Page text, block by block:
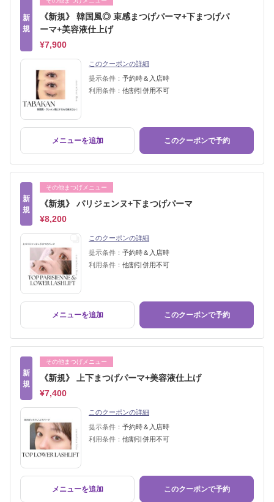
新
規
《新規》 韓国風◎ 束感まつげパーマ+下まつげパ
ーマ+美容液仕上げ
¥7,900
このクーポンの詳細
提示条件： 予約時＆入店時
利用条件： 他割引併用不可
メニューを追加 このクーポンで予約
新
規
その他まつげメニュー
《新規》 パリジェンヌ+下まつげパーマ
¥8,200
このクーポンの詳細
提示条件： 予約時＆入店時
利用条件： 他割引併用不可
メニューを追加 このクーポンで予約
新
規
その他まつげメニュー
《新規》 上下まつげパーマ+美容液仕上げ
¥7,400
このクーポンの詳細
提示条件： 予約時＆入店時
利用条件： 他割引併用不可
メニューを追加 このクーポンで予約